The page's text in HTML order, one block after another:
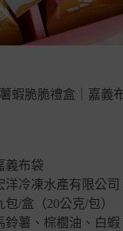
蝦脆脆禮盒｜嘉義
義布袋
洋冷凍水產有限公司
/盒（20公克/包）
鈴薯、棕櫚油、白